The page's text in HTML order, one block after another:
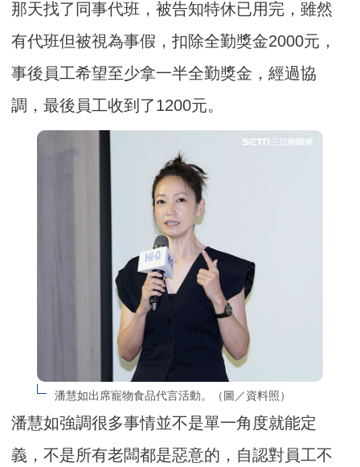
那天找了同事代班，被告知特休已用完，雖然
有代班但被視為事假，扣除全勤獎金2000元，
事後員工希望至少拿一半全勤獎金，經過協
調，最後員工收到了1200元。
潘慧如出席寵物食品代言活動。（圖／資料照）
潘慧如強調很多事情並不是單一角度就能定
義，不是所有老闆都是惡意的，自認對員工不